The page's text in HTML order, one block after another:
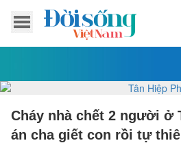
Cháy nhà chết 2 người ở
án cha giết con rồi tự